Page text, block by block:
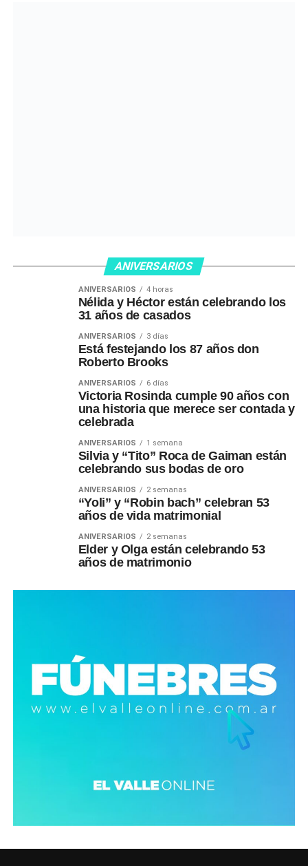
ANIVERSARIOS
ANIVERSARIOS 4 horas
Nélida y Héctor están celebrando los
31 años de casados
ANIVERSARIOS 3 días
Está festejando los 87 años don
Roberto Brooks
ANIVERSARIOS 6 días
Victoria Rosinda cumple 90 años con
una historia que merece ser contada y
celebrada
ANIVERSARIOS 1 semana
Silvia y “Tito” Roca de Gaiman están
celebrando sus bodas de oro
ANIVERSARIOS 2 semanas
“Yoli” y “Robin bach” celebran 53
años de vida matrimonial
ANIVERSARIOS 2 semanas
Elder y Olga están celebrando 53
años de matrimonio